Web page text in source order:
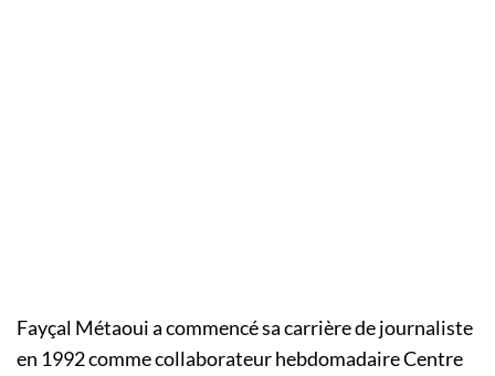
Fayçal Métaoui a commencé sa carrière de journaliste
en 1992 comme collaborateur hebdomadaire Centre